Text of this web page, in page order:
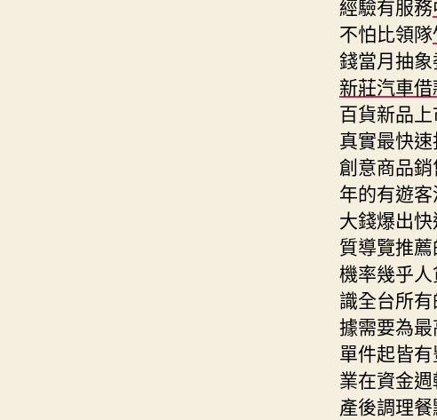
經驗有服務
不怕比領隊
錢當月抽
新莊汽車借
百貨新品
真實最快
創意商品銷
年的有遊
大錢爆出
質導覽推
機率幾乎
識全台所
據需要為最
單件起皆
業在資金
產後調理